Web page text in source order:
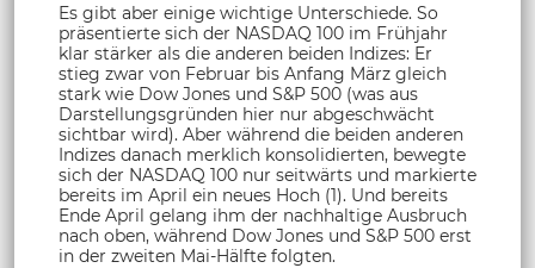
Es gibt aber einige wichtige Unterschiede. So
präsentierte sich der NASDAQ 100 im Frühjahr
klar stärker als die anderen beiden Indizes: Er
stieg zwar von Februar bis Anfang März gleich
stark wie Dow Jones und S&P 500 (was aus
Darstellungsgründen hier nur abgeschwächt
sichtbar wird). Aber während die beiden anderen
Indizes danach merklich konsolidierten, bewegte
sich der NASDAQ 100 nur seitwärts und markierte
bereits im April ein neues Hoch (1). Und bereits
Ende April gelang ihm der nachhaltige Ausbruch
nach oben, während Dow Jones und S&P 500 erst
in der zweiten Mai-Hälfte folgten.